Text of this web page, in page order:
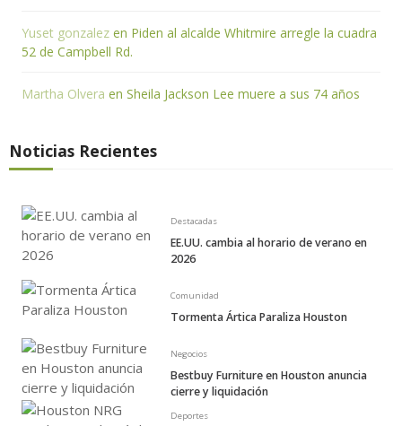
Yuset gonzalez en Piden al alcalde Whitmire arregle la cuadra
52 de Campbell Rd.
Martha Olvera en Sheila Jackson Lee muere a sus 74 años
Noticias Recientes
Destacadas
EE.UU. cambia al horario de verano en
2026
Comunidad
Tormenta Ártica Paraliza Houston
Negocios
Bestbuy Furniture en Houston anuncia
cierre y liquidación
Deportes